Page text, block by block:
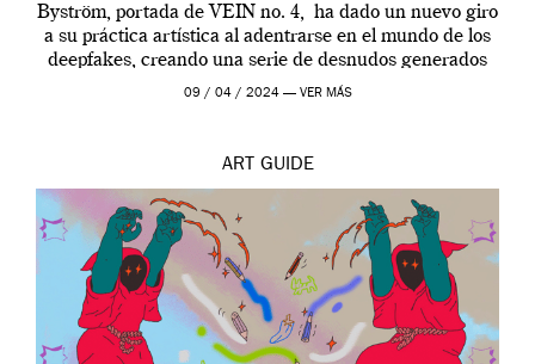
Byström, portada de VEIN no. 4, ha dado un nuevo giro
a su práctica artística al adentrarse en el mundo de los
deepfakes, creando una serie de desnudos generados
por […]
09 / 04 / 2024 — VER MÁS
ART GUIDE